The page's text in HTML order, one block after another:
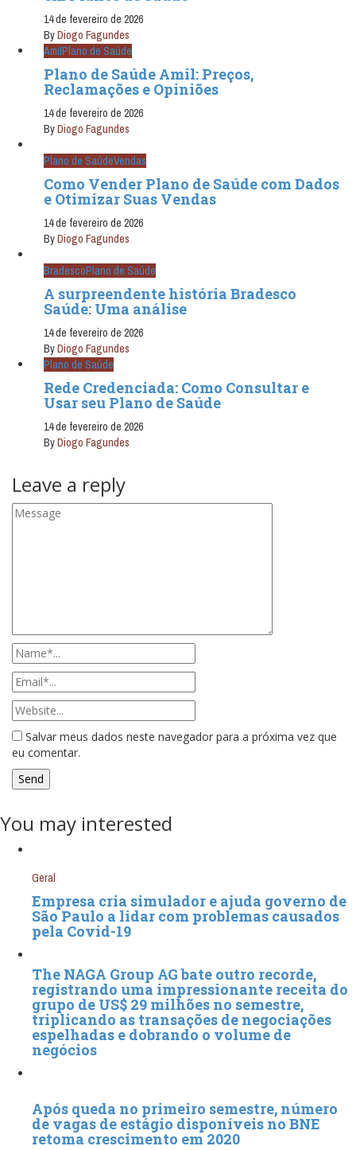
14 de fevereiro de 2026
ByDiogo Fagundes
Amil Plano de Saúde
Plano de Saúde Amil: Preços,
Reclamações e Opiniões
14 de fevereiro de 2026
ByDiogo Fagundes
Plano de SaúdeVendas
Como Vender Plano de Saúde com Dados
e Otimizar Suas Vendas
14 de fevereiro de 2026
ByDiogo Fagundes
BradescoPlano de Saúde
A surpreendente história Bradesco
Saúde: Uma análise
14 de fevereiro de 2026
ByDiogo Fagundes
Plano de Saúde
Rede Credenciada: Como Consultar e
Usar seu Plano de Saúde
14 de fevereiro de 2026
ByDiogo Fagundes
Leave a reply
Salvar meus dados neste navegador para a próxima vez que
eu comentar.
You may interested
Geral
Empresa cria simulador e ajuda governo de
São Paulo a lidar com problemas causados
pela Covid-19
The NAGA Group AG bate outro recorde,
registrando uma impressionante receita do
grupo de US$ 29 milhões no semestre,
triplicando as transações de negociações
espelhadas e dobrando o volume de
negócios
Após queda no primeiro semestre, número
de vagas de estágio disponíveis no BNE
retoma crescimento em 2020